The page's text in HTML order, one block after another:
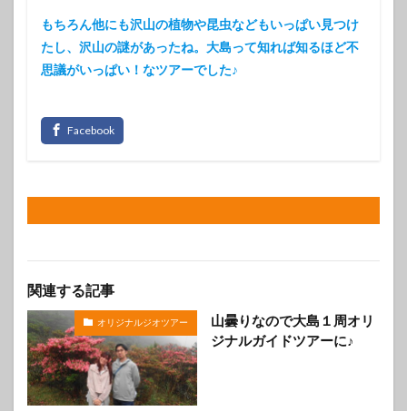
もちろん他にも沢山の植物や昆虫などもいっぱい見つけ
たし、沢山の謎があったね。大島って知れば知るほど不
思議がいっぱい！なツアーでした♪
関連する記事
オリジナルジオツアー
山曇りなので大島１周オリ
ジナルガイドツアーに♪